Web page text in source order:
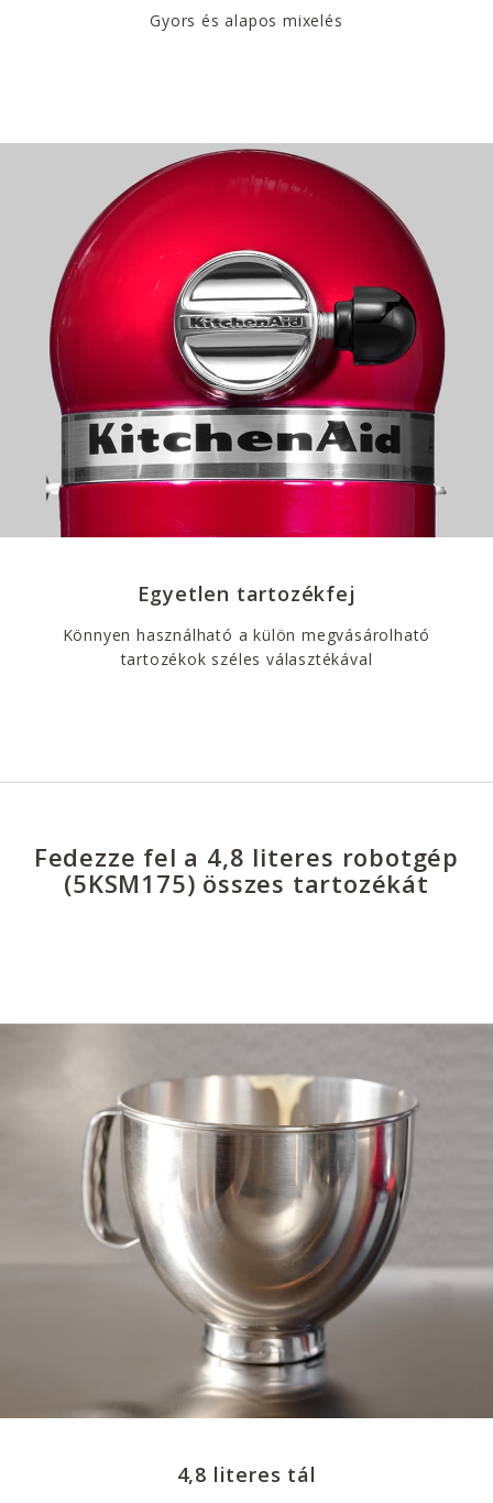
Gyors és alapos mixelés
Egyetlen tartozékfej
Könnyen használható a külön megvásárolható
tartozékok széles választékával
Fedezze fel a 4,8 literes robotgép
(5KSM175) összes tartozékát
4,8 literes tál